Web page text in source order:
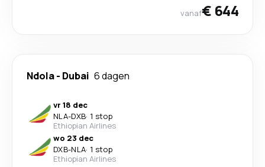
vanaf€ 644
Ndola- Dubai 6 dagen
vr 18 dec
NLA-DXB· 1 stop
Ethiopian Airlines
wo 23 dec
DXB-NLA· 1 stop
Ethiopian Airlines